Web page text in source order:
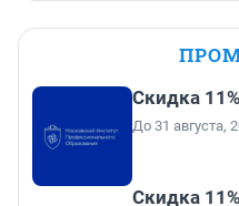
Скидка
До 31 августа,
Скидка